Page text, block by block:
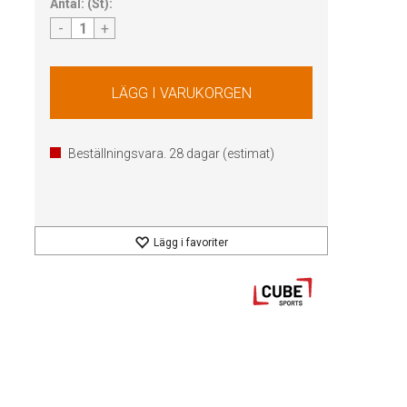
Antal: (St):
- +
Beställningsvara. 28 dagar (estimat)
Lägg i favoriter